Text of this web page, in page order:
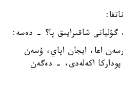
گۋليانى شاقىرايىق پا؟ - دەسە:
اعا، ايجان اپاي، ۇسەن
پوداركا اكەلەدى، - دەگەن